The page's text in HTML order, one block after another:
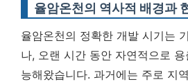
율암온천의 역사적 배경과
율암온천의 정확한 개발 시기는
나, 오랜 시간 동안 자연적으로
능해왔습니다. 과거에는 주로 지